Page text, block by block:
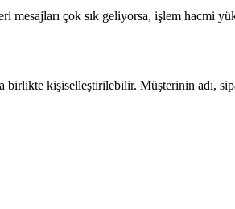
çok sık geliyorsa, işlem hacmi
kişiselleştirilebilir. Müşterinin adı,